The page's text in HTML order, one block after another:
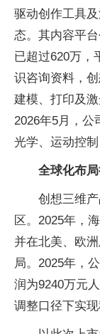
驱动创作工具
态。其内容平
已超过620万，
识咨询资料，
建模、打印及
2026年5月，公
光学、运动控
全球化布
创想三维
区。2025年，
并在北美、欧
局。2025年，
润为9240万元
调整口径下实现